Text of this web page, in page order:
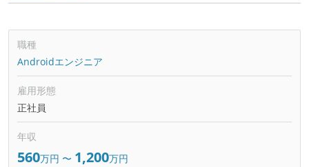
職種
Androidエンジニア
雇用形態
正社員
年収
560万円 〜 1,200万円